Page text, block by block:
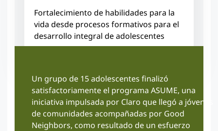
Fortalecimiento de habilidades para la
vida desde procesos formativos para el
desarrollo integral de adolescentes
Un grupo de 15 adolescentes finalizó
satisfactoriamente el programa ASUME, una
iniciativa impulsada por Claro que llegó a jóvenes
de comunidades acompañadas por Good
Neighbors, como resultado de un esfuerzo